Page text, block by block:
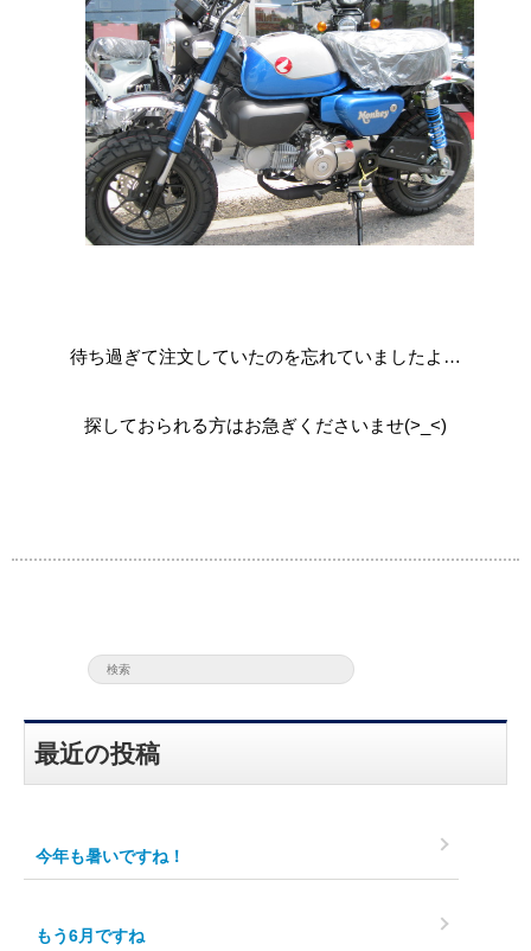
待ち過ぎて注文していたのを忘れていましたよ…
探しておられる方はお急ぎくださいませ(>_<)
最近の投稿
今年も暑いですね！
もう6月ですね